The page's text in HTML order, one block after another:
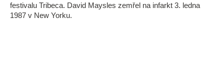
festivalu Tribeca. David Maysles zemřel na infarkt 3. ledna
1987 v New Yorku.